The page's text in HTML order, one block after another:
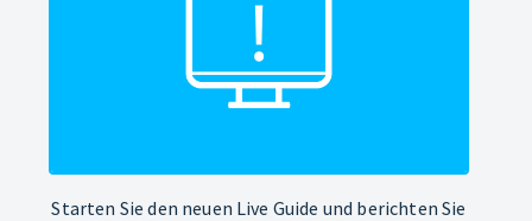
Starten Sie den neuen Live Guide und berichten Sie